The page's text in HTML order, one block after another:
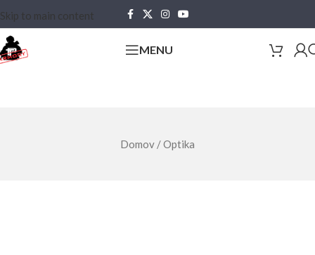
Skip to main content
MENU
Domov /Optika